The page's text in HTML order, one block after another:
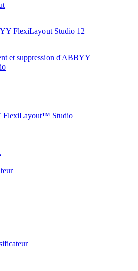
FlexiLayout Studio 12
et suppression d'ABBYY
FlexiLayout™ Studio